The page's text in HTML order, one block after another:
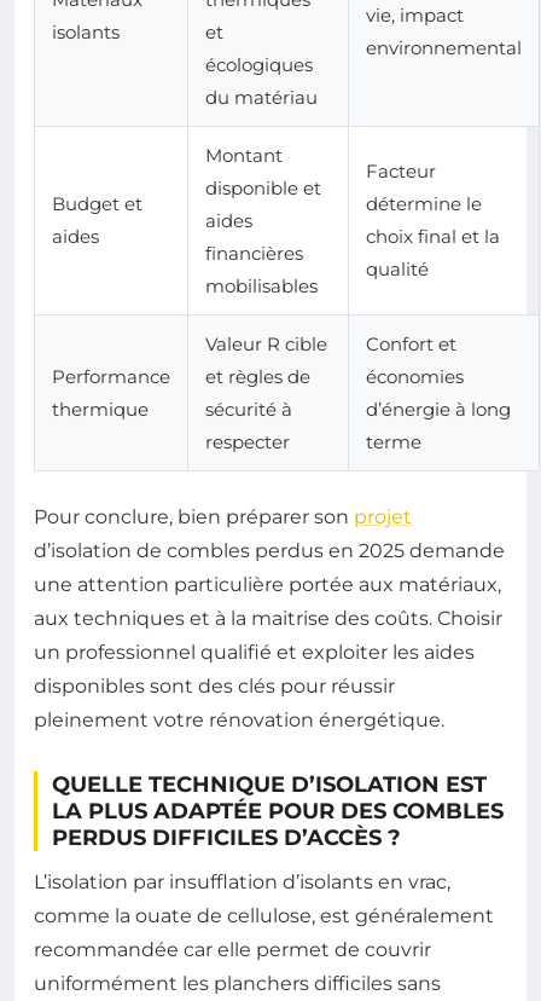
isolants
et
écologiques
du matériau
vie, impact
environnemental
Budget et
aides
Montant
disponible et
aides
financières
mobilisables
Facteur
détermine le
choix final et la
qualité
Performance
thermique
Valeur R cible
et règles de
sécurité à
respecter
Confort et
économies
d’énergie à long
terme
Pour conclure, bien préparer son projet
d’isolation de combles perdus en 2025 demande
une attention particulière portée aux matériaux,
aux techniques et à la maitrise des coûts. Choisir
un professionnel qualifié et exploiter les aides
disponibles sont des clés pour réussir
pleinement votre rénovation énergétique.
QUELLE TECHNIQUE D’ISOLATION EST
LA PLUS ADAPTÉE POUR DES COMBLES
PERDUS DIFFICILES D’ACCÈS ?
L’isolation par insufflation d’isolants en vrac,
comme la ouate de cellulose, est généralement
recommandée car elle permet de couvrir
uniformément les planchers difficiles sans